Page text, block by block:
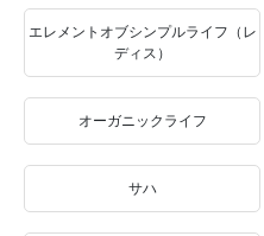
エレメントオブシンプルライフ（レ
ディス）
オーガニックライフ
サハ